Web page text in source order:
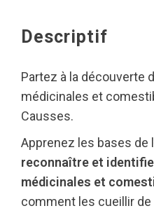
Descriptif
Partez à la découverte
médicinales et
Causses.
Apprenez les bases de
reconnaître et
médicinales et
comment les cueillir